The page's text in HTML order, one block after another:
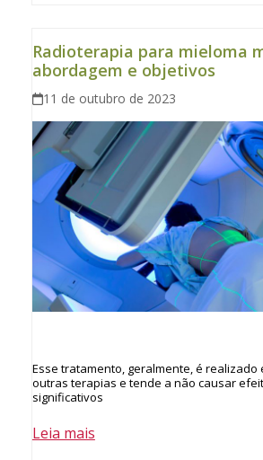
Radioterapia para mieloma
abordagem e objetivos
11 de outubro de 2023
Esse tratamento, geralmente, é realizado
outras terapias e tende a não causar
significativos
Leia mais